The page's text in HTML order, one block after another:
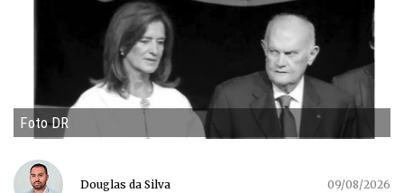
Foto DR
Douglas da Silva 09/08/2026